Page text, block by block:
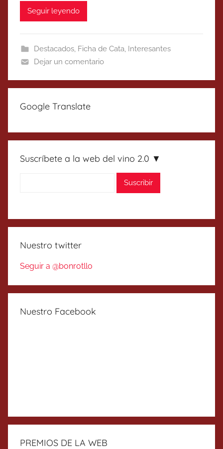
Seguir leyendo
Destacados, Ficha de Cata, Interesantes
Dejar un comentario
Google Translate
Suscríbete a la web del vino 2.0 ▼
Nuestro twitter
Seguir a @bonrotllo
Nuestro Facebook
PREMIOS DE LA WEB